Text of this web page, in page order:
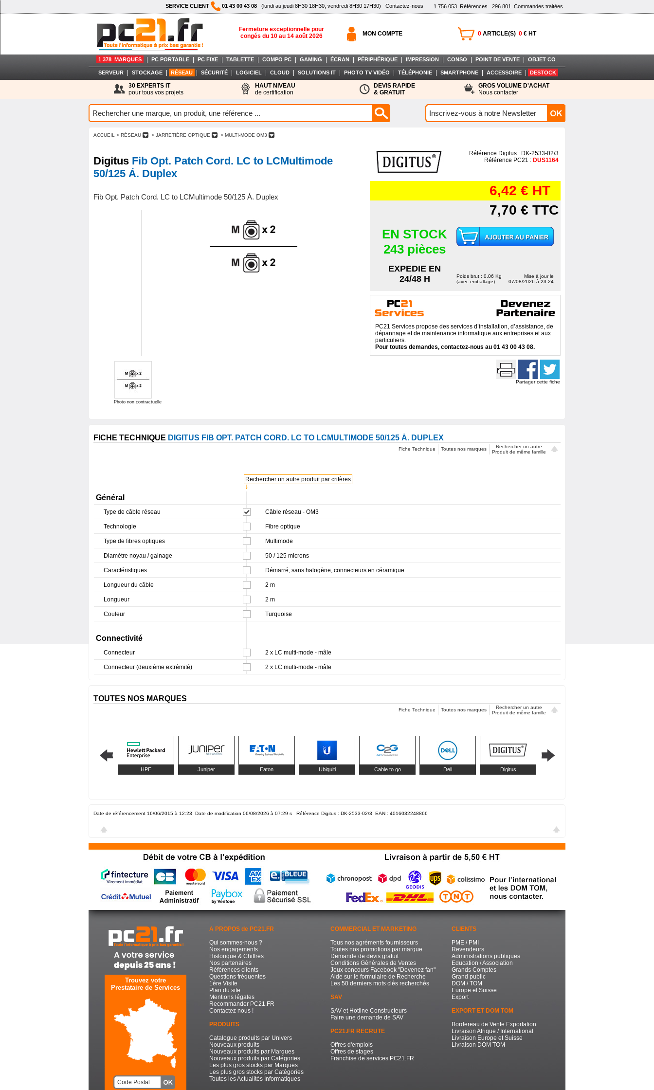
1 756 053 Références 296 801 Commandes traitées
SERVICE CLIENT 01 43 00 43 08 (lundi au jeudi 8H30 18H30, vendredi 8H30 17H30) Contactez-nous
Fermeture exceptionnelle pour
congés du 10 au 14 août 2026
0 ARTICLE(S) 0 € HT
MON COMPTE
1 378 MARQUES PC PORTABLE PC FIXE TABLETTE COMPO PC GAMING ÉCRAN PÉRIPHÉRIQUE IMPRESSION CONSO POINT DE VENTE OBJET CO
SERVEUR STOCKAGE RÉSEAU SÉCURITÉ LOGICIEL CLOUD SOLUTIONS IT PHOTO TV VIDÉO TÉLÉPHONIE SMARTPHONE ACCESSOIRE DESTOCK
30 EXPERTS IT
pour tous vos projets
HAUT NIVEAU
de certification
DEVIS RAPIDE
& GRATUIT
GROS VOLUME D'ACHAT
Nous contacter
ACCUEIL > RÉSEAU > JARRETIÈRE OPTIQUE > MULTI-MODE OM3
Digitus Fib Opt. Patch Cord. LC to LCMultimode
50/125 Á. Duplex
Fib Opt. Patch Cord. LC to LCMultimode 50/125 Á. Duplex
Photo non contractuelle
Référence Digitus : DK-2533-02/3
Référence PC21 : DUS1164
6,42 € HT
7,70 € TTC
EN STOCK
243 pièces
EXPEDIE EN
24/48 H
Poids brut : 0.06 Kg
(avec emballage)
Mise à jour le
07/08/2026 à 23:24
PC21 Services propose des services d’installation, d’assistance, de
dépannage et de maintenance informatique aux entreprises et aux
particuliers.
Pour toutes demandes, contactez-nous au 01 43 00 43 08.
Partager cette fiche
FICHE TECHNIQUE DIGITUS FIB OPT. PATCH CORD. LC TO LCMULTIMODE 50/125 Á. DUPLEX
Fiche Technique Toutes nos marques
Rechercher un autre
Produit de même famille
↓
Rechercher un autre produit par critères
Général
Type de câble réseau Câble réseau - OM3
Technologie Fibre optique
Type de fibres optiques Multimode
Diamètre noyau / gainage 50 / 125 microns
Caractéristiques Démarré, sans halogène, connecteurs en céramique
Longueur du câble 2 m
Longueur 2 m
Couleur Turquoise
Connectivité
Connecteur 2 x LC multi-mode - mâle
Connecteur (deuxième extrémité) 2 x LC multi-mode - mâle
TOUTES NOS MARQUES
Fiche Technique Toutes nos marques
Rechercher un autre
Produit de même famille
HPE Juniper Eaton Ubiquiti Cable to go Dell Digitus
Date de référencement 16/06/2015 à 12:23 Date de modification 06/08/2026 à 07:29 s Référence Digitus : DK-2533-02/3 EAN : 4016032248866
Trouvez votre
Prestataire de Services
A PROPOS de PC21.FR
Qui sommes-nous ?
Nos engagements
Historique & Chiffres
Nos partenaires
Références clients
Questions fréquentes
1ère Visite
Plan du site
Mentions légales
Recommander PC21.FR
Contactez nous !
PRODUITS
Catalogue produits par Univers
Nouveaux produits
Nouveaux produits par Marques
Nouveaux produits par Catégories
Les plus gros stocks par Marques
Les plus gros stocks par Catégories
Toutes les Actualités Informatiques
COMMERCIAL ET MARKETING
Tous nos agréments fournisseurs
Toutes nos promotions par marque
Demande de devis gratuit
Conditions Générales de Ventes
Jeux concours Facebook "Devenez fan"
Aide sur le formulaire de Recherche
Les 50 derniers mots clés recherchés
SAV
SAV et Hotline Constructeurs
Faire une demande de SAV
PC21.FR RECRUTE
Offres d'emplois
Offres de stages
Franchise de services PC21.FR
CLIENTS
PME / PMI
Revendeurs
Administrations publiques
Education / Association
Grands Comptes
Grand public
DOM / TOM
Europe et Suisse
Export
EXPORT ET DOM TOM
Bordereau de Vente Exportation
Livraison Afrique / International
Livraison Europe et Suisse
Livraison DOM TOM